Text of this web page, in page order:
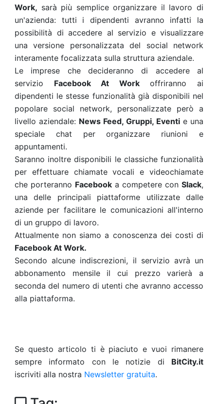
Work, sarà più semplice organizzare il lavoro di
un'azienda: tutti i dipendenti avranno infatti la
possibilità di accedere al servizio e visualizzare
una versione personalizzata del social network
interamente focalizzata sulla struttura aziendale.
Le imprese che decideranno di accedere al
servizio Facebook At Workoffriranno ai
dipendenti le stesse funzionalità già disponibili nel
popolare social network, personalizzate però a
livello aziendale: News Feed, Gruppi, Eventi e una
speciale chat per organizzare riunioni e
appuntamenti.
Saranno inoltre disponibili le classiche funzionalità
per effettuare chiamate vocali e videochiamate
che porteranno Facebook a competere con Slack,
una delle principali piattaforme utilizzate dalle
aziende per facilitare le comunicazioni all'interno
di un gruppo di lavoro.
Attualmente non siamo a conoscenza dei costi di
Facebook At Work.
Secondo alcune indiscrezioni, il servizio avrà un
abbonamento mensile il cui prezzo varierà a
seconda del numero di utenti che avranno accesso
alla piattaforma.
Se questo articolo ti è piaciuto e vuoi rimanere
sempre informato con le notizie di BitCity.it
iscriviti alla nostra Newsletter gratuita.